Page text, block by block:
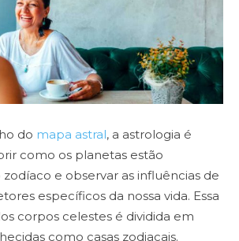
do mapa astral, a astrologia é
como os planetas estão
e observar as influências de
específicos da nossa vida. Essa
corpos celestes é dividida em
como casas zodiacais.